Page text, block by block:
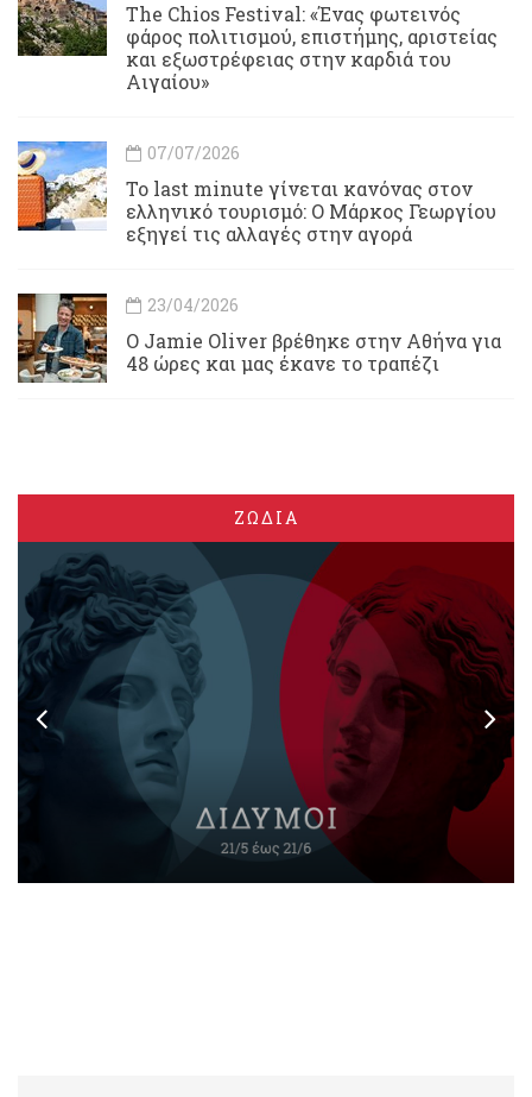
Τhe Chios Festival: «Ένας φωτεινός
φάρος πολιτισμού, επιστήμης, αριστείας
και εξωστρέφειας στην καρδιά του
Αιγαίου»
07/07/2026
Το last minute γίνεται κανόνας στον
ελληνικό τουρισμό: Ο Μάρκος Γεωργίου
εξηγεί τις αλλαγές στην αγορά
23/04/2026
Ο Jamie Oliver βρέθηκε στην Αθήνα για
48 ώρες και μας έκανε το τραπέζι
ΖΩΔΙΑ